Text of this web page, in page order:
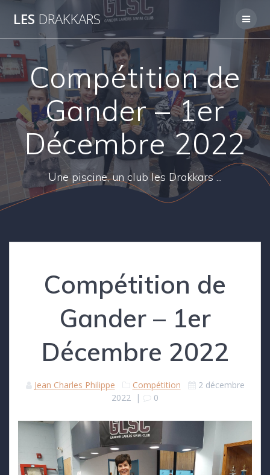
Skip
to
content
LES DRAKKARS
Compétition de
Gander – 1er
Décembre 2022
Une piscine, un club les Drakkars ...
Compétition de
Gander – 1er
Décembre 2022
Jean Charles Philippe Compétition
2 décembre
2022 | 0